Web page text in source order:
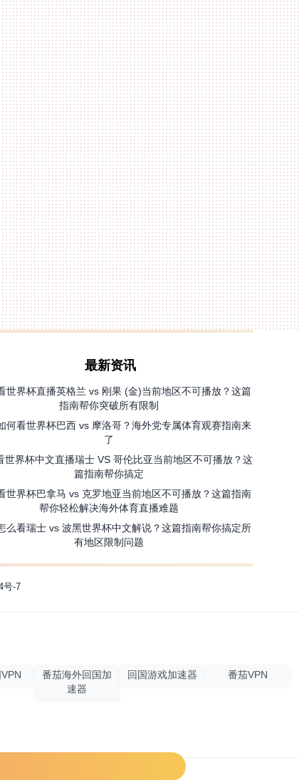
最新资讯
世界杯直播英格兰 vs 刚果 (金)当前地区不可播放？这篇
指南帮你突破所有限制
何看世界杯巴西 vs 摩洛哥？海外党专属体育观赛指南来
了
世界杯中文直播瑞士 VS 哥伦比亚当前地区不可播放？这
篇指南帮你搞定
世界杯巴拿马 vs 克罗地亚当前地区不可播放？这篇指南
帮你轻松解决海外体育直播难题
么看瑞士 vs 波黑世界杯中文解说？这篇指南帮你搞定所
有地区限制问题
号-7
番茄海外回国加
速器
回国游戏加速器 番茄VPN